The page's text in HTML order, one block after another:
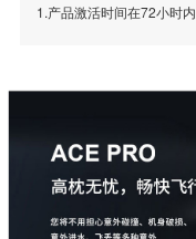
1.产品激活时间在72小时内